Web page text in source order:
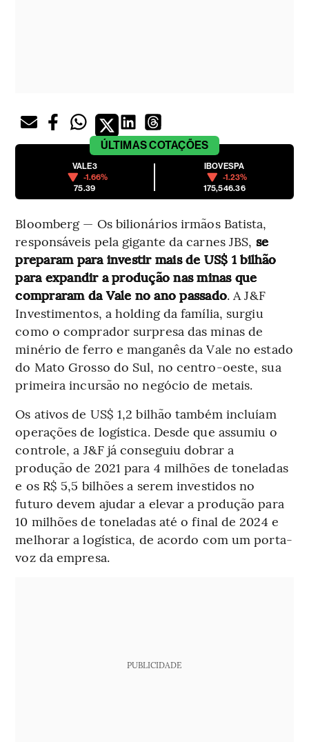
ÚLTIMASCOTAÇÕES
VALE3
-1.66%
75.39
IBOVESPA
-1.23%
175,546.36
Bloomberg — Os bilionários irmãos Batista,
responsáveis pela gigante da carnes JBS, se
preparam para investir mais de US$ 1 bilhão
para expandir a produção nas minas que
compraram da Vale no ano passado. A J&F
Investimentos, a holding da família, surgiu
como o comprador surpresa das minas de
minério de ferro e manganês da Vale no estado
do Mato Grosso do Sul, no centro-oeste, sua
primeira incursão no negócio de metais.
Os ativos de US$ 1,2 bilhão também incluíam
operações de logística. Desde que assumiu o
controle, a J&F já conseguiu dobrar a
produção de 2021 para 4 milhões de toneladas
e os R$ 5,5 bilhões a serem investidos no
futuro devem ajudar a elevar a produção para
10 milhões de toneladas até o final de 2024 e
melhorar a logística, de acordo com um porta-
voz da empresa.
PUBLICIDADE